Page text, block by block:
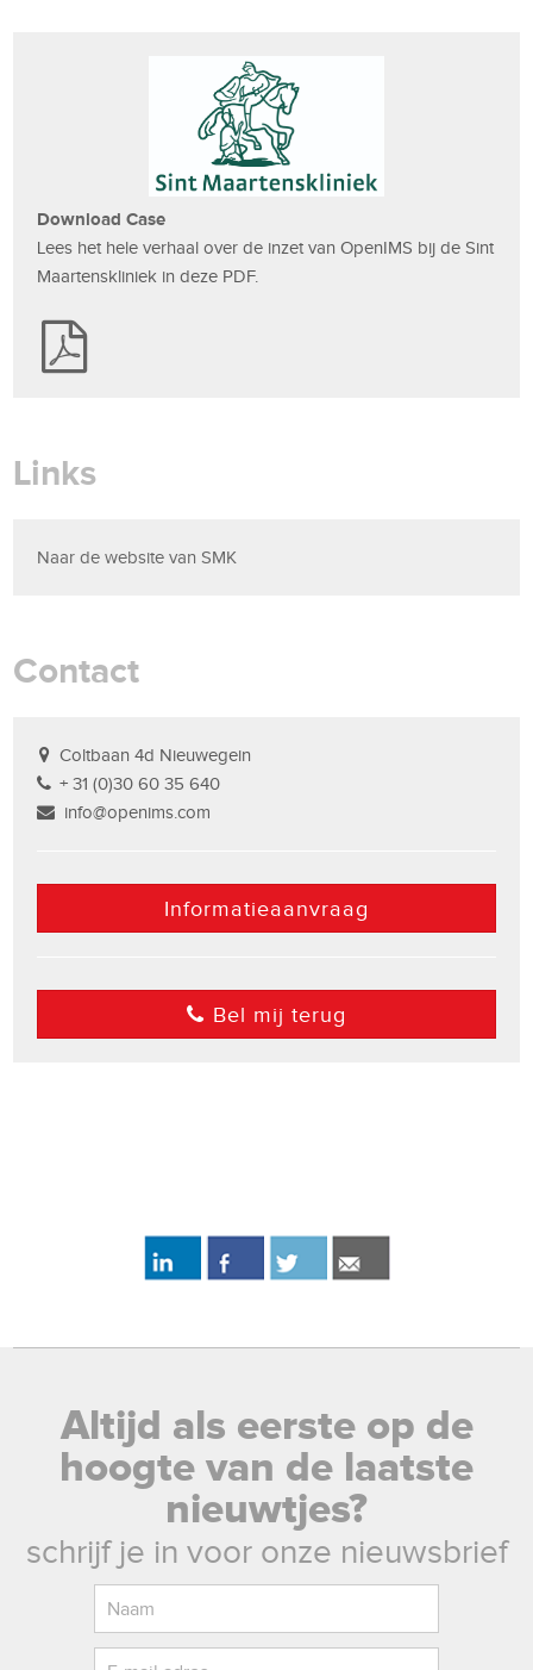
Download Case
Lees het hele verhaal over de inzet van OpenIMS bij de Sint
Maartenskliniek in deze PDF.
Links
Naar de website van SMK
Contact
Coltbaan 4d Nieuwegein
+ 31 (0)30 60 35 640
info@openims.com
Informatieaanvraag
Bel mij terug
Altijd als eerste op de
hoogte van de laatste
nieuwtjes?
schrijf je in voor onze nieuwsbrief